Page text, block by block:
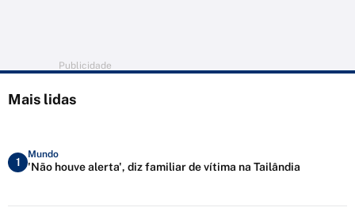
Publicidade
Mais lidas
1
Mundo
'Não houve alerta', diz familiar de vítima na Tailândia